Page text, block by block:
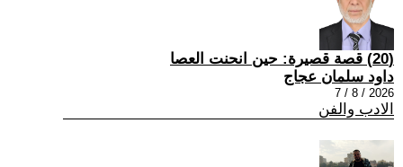
(20) قصة قصيرة: حين انحنت العصا
داود سلمان عجاج
2026 / 8 / 7
الادب والفن